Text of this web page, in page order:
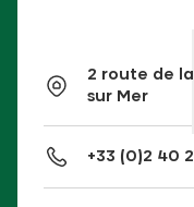
2 route de
sur Mer
+33 (0)2 40